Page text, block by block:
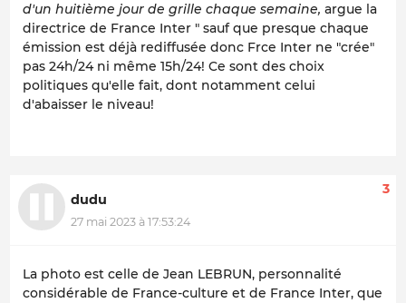
d'un huitième jour de grille chaque semaine, argue la
directrice de France Inter " sauf que presque chaque
émission est déjà rediffusée donc Frce Inter ne "crée"
pas 24h/24 ni même 15h/24! Ce sont des choix
politiques qu'elle fait, dont notamment celui
d'abaisser le niveau!
dudu
27 mai 2023 à 17:53:24
3
La photo est celle de Jean LEBRUN, personnalité
considérable de France-culture et de France Inter, que